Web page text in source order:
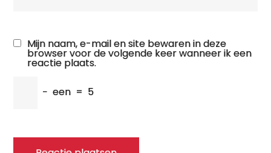
Mijn naam, e-mail en site bewaren in deze
browser voor de volgende keer wanneer ik een
reactie plaats.
− een = 5